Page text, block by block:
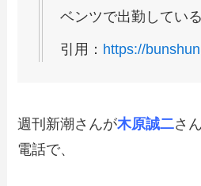
ベンツで出勤している
引用： https://
週刊新潮さんが木原誠二さ
電話で、